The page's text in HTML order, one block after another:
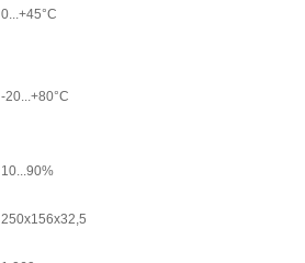
0...+45°С
-20...+80°С
10...90%
250х156х32,5